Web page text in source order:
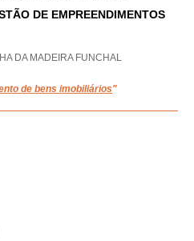
DE EMPREENDIMENTOS
DA MADEIRA FUNCHAL
de bens imobiliários"